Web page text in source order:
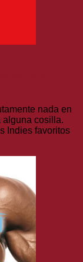
nada en
alguna cosilla.
Indies favoritos